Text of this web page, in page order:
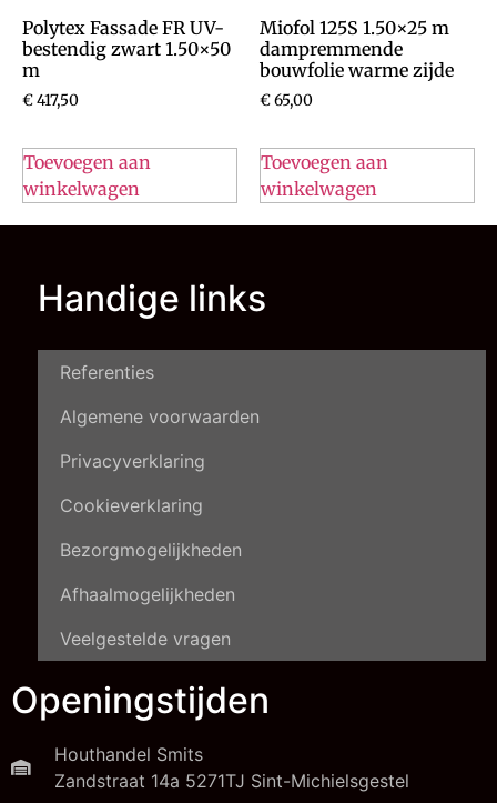
Polytex Fassade FR UV-
bestendig zwart 1.50×50
m
€417,50
Toevoegen aan
winkelwagen
Miofol 125S 1.50×25 m
dampremmende
bouwfolie warme zijde
€65,00
Toevoegen aan
winkelwagen
Handige links
Referenties
Algemene voorwaarden
Privacyverklaring
Cookieverklaring
Bezorgmogelijkheden
Afhaalmogelijkheden
Veelgestelde vragen
Openingstijden
Houthandel Smits
Zandstraat 14a 5271TJ Sint-Michielsgestel